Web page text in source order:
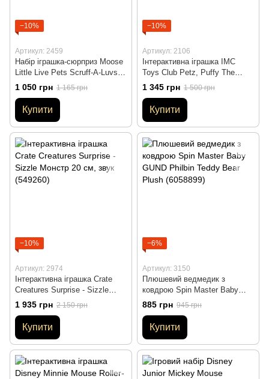
−10%
Артикул: 2459
Набір іграшка-сюрприз Moose
Little Live Pets Scruff-A-Luvs,
Fantasy Фантазія (30078)
1 050 грн 1 165 грн
Купити
−10%
Артикул: 2106
Інтерактивна іграшка IMC
Toys Club Petz, Puffy The
Unicorn Єдиноріг (91818IM3)
(B07NLSSKXM)
1 345 грн 1 500 грн
Купити
−10%
Артикул: 2974
Інтерактивна іграшка Crate
Creatures Surprise - Sizzle
Монстр 20 см, звук (549260)
1 935 грн 2 150 грн
Купити
−6%
Артикул: 3150
Плюшевий ведмедик з
ковдрою Spin Master Baby
GUND Philbin Teddy Bear
Plush (6058899)
885 грн 945 грн
Купити